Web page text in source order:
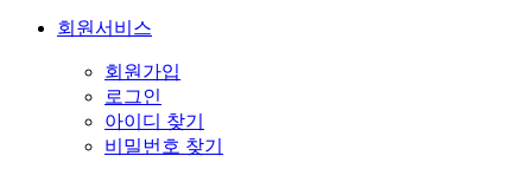
회원서비스
회원가입
로그인
아이디 찾기
비밀번호 찾기